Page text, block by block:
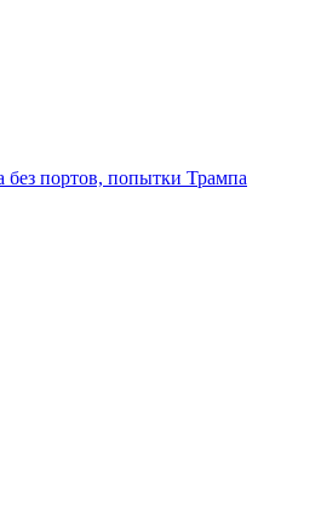
портов, попытки Трампа